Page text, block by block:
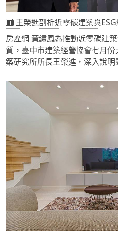
王榮進剖析近零碳建築與
房產網 黃繡鳳為推動近零碳建
質，臺中市建築經營協會七月
築研究所所長王榮進，深入說
程研究所工學博士與成功大學
歷任內政部營建署副署長、臺
建築管理工程處處長等要職，
能及建築法規等領域具備深厚